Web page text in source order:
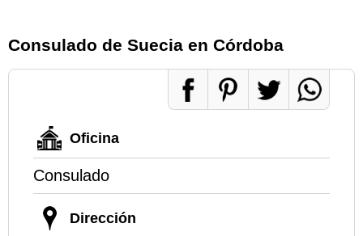
Consulado de Suecia en Córdoba
Oficina
Consulado
Dirección